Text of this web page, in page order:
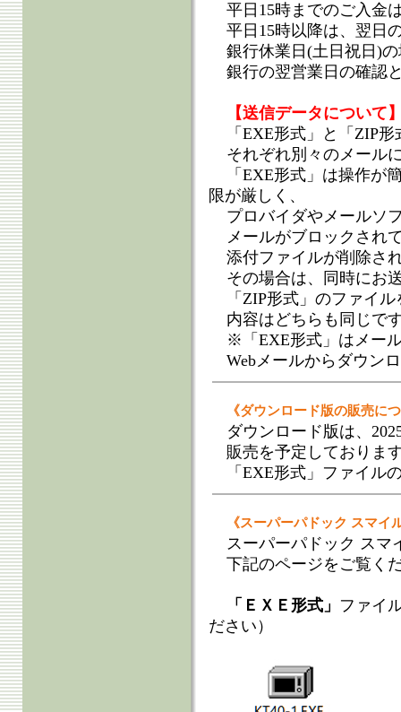
平日15時までのご入金
平日15時以降は、翌日
銀行休業日(土日祝日)
銀行の翌営業日の確認
【送信データについて
「EXE形式」と「ZIP
それぞれ別々のメール
「EXE形式」は操作が
限が厳しく、
プロバイダやメールソ
メールがブロックされ
添付ファイルが削除さ
その場合は、同時にお
「ZIP形式」のファイ
内容はどちらも同じで
※「EXE形式」はメー
Webメールからダウン
《ダウンロード版の販売に
ダウンロード版は、
販売を予定しておりま
「EXE形式」ファイル
《スーパーパドック スマイ
スーパーパドック スマ
下記のページをご覧く
「ＥＸＥ形式」 ファイ
ださい）